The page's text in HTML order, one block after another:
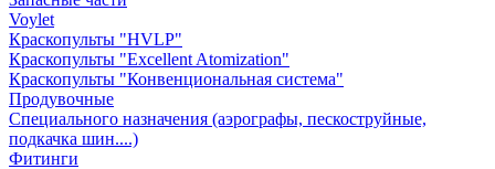
Voylet
Краскопульты "HVLP"
Краскопульты "Excellent Atomization"
Краскопульты "Конвенциональная система"
Продувочные
Специального назначения (аэрографы, пескоструйные,
подкачка шин....)
Фитинги